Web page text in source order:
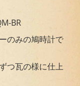
BR
のみの鳩時計で
つ瓦の様に仕上